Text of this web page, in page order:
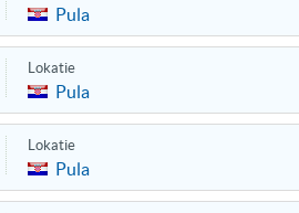
Pula
Lokatie
Pula
Lokatie
Pula